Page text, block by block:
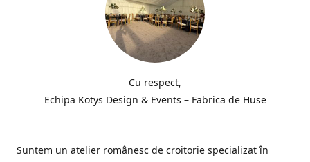
Cu respect,
Echipa Kotys Design & Events – Fabrica de Huse
Suntem un atelier românesc de croitorie specializat în